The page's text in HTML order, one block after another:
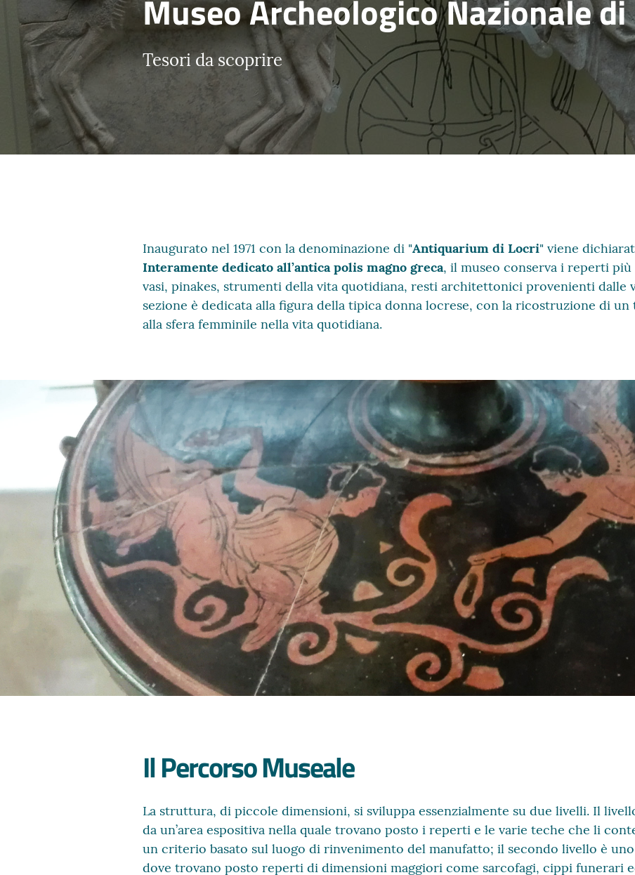
Museo Archeologico Nazionale
Tesori da scoprire
Inaugurato nel 1971 con la denominazione di "Antiquarium di Locri" viene
Interamente dedicato all’antica polis magno greca, il museo conserva i reperti
vasi, pinakes, strumenti della vita quotidiana, resti architettonici provenienti dalle
sezione è dedicata alla figura della tipica donna locrese, con la ricostruzione di
alla sfera femminile nella vita quotidiana.
Il Percorso Museale
La struttura, di piccole dimensioni, si sviluppa essenzialmente su due livelli. Il
da un’area espositiva nella quale trovano posto i reperti e le varie teche che li
un criterio basato sul luogo di rinvenimento del manufatto; il secondo livello è
dove trovano posto reperti di dimensioni maggiori come sarcofagi, cippi funerari